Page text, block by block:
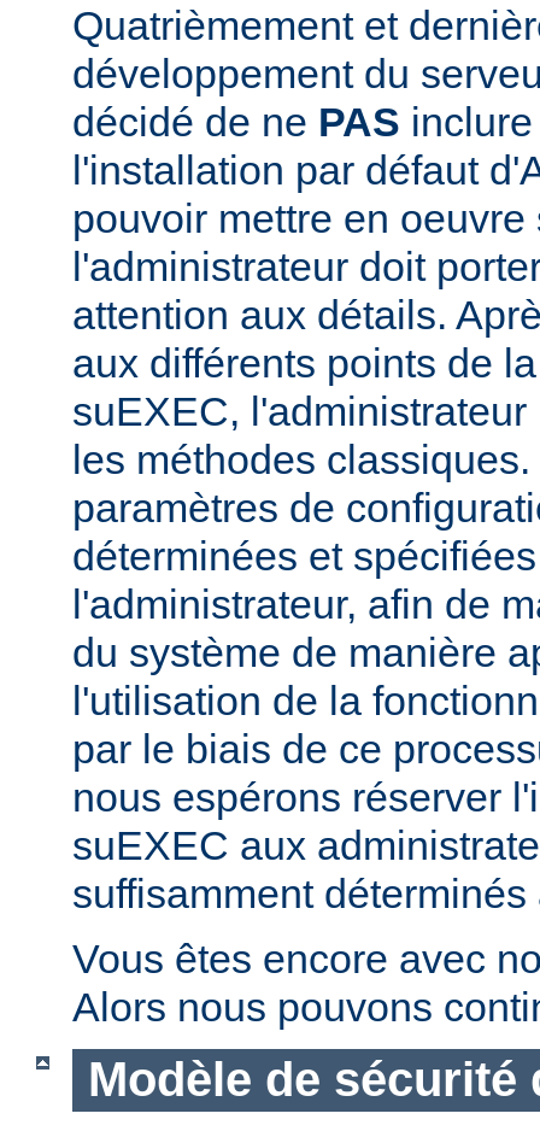
Quatrièmement et
développement du
décidé de ne PAS
l'installation par défaut
pouvoir mettre en oeuvre
l'administrateur doit
attention aux détails.
aux différents points de
suEXEC,
les méthodes
paramètres de
déterminées et
l'administrateur, afin de
du système de manière
l'utilisation de la
par le biais de ce
nous espérons réserver
suEXEC aux
suffisamment
Vous êtes encore avec
Alors nous pouvons
Modèle de sécurité